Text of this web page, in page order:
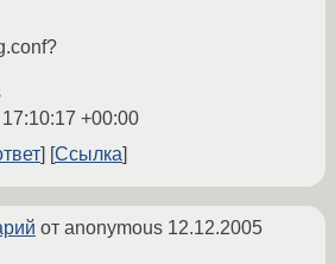
+00:00
Ссылка
от anonymous 12.12.2005